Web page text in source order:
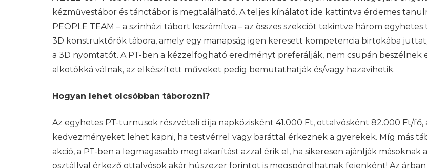
kézművestábor és tánctábor is megtalálható. A teljes kínálatot ide kattintva érdemes
PEOPLE TEAM – a színházi tábort leszámítva – az összes szekciót tekintve három
3D konstruktőrök tábora, amely egy manapság igen keresett kompetencia birtokába
a 3D nyomtatót. A PT-ben a kézzelfogható eredményt preferálják, nem csupán
alkotókká válnak, az elkészített műveket pedig bemutathatják és/vagy hazavihetik.
Hogyan lehet olcsóbban táborozni?
Az egyhetes PT-turnusok részvételi díja napközisként 41.000 Ft, ottalvósként 82.000 Ft/fő,
kedvezményeket lehet kapni, ha testvérrel vagy baráttal érkeznek a gyerekek. Míg más
akció, a PT-ben a legmagasabb megtakarítást azzal érik el, ha sikeresen ajánlják
osztállyal érkező ottalvósok akár húszezer forintot is megspórolhatnak fejenként! Az